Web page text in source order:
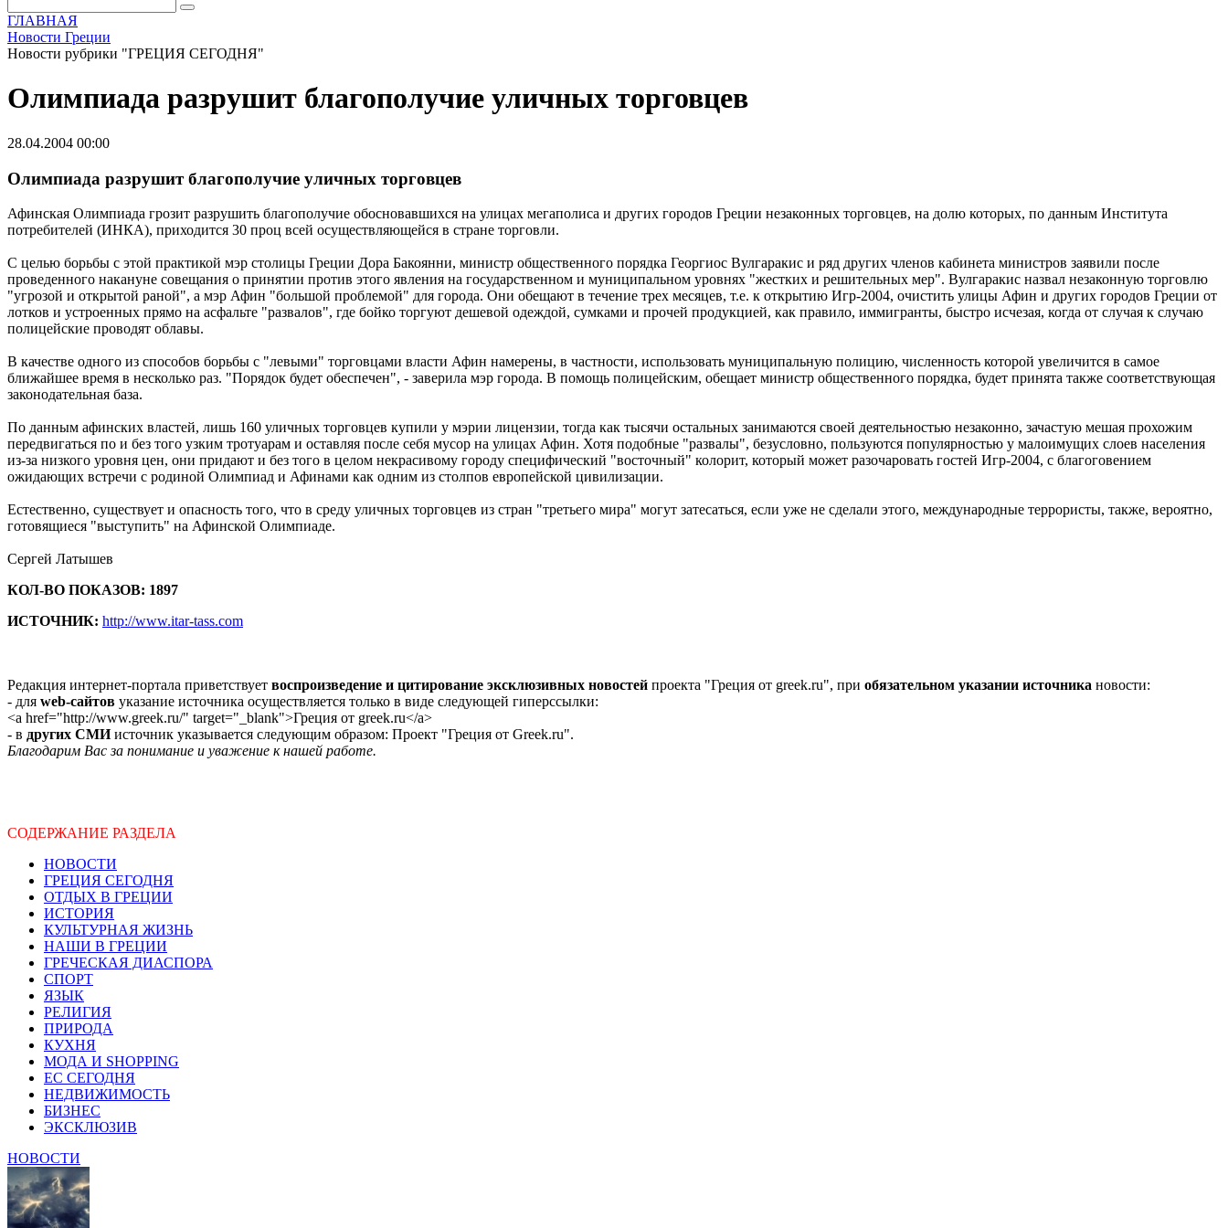
ГЛАВНАЯ
Новости Греции
Новости рубрики "ГРЕЦИЯ СЕГОДНЯ"
Олимпиада разрушит благополучие уличных торговцев
28.04.2004 00:00
Олимпиада разрушит благополучие уличных торговцев
Афинская Олимпиада грозит разрушить благополучие обосновавшихся на улицах мегаполиса и других городов Греции незаконных торговцев, на долю которых, по данным Института
потребителей (ИНКА), приходится 30 проц всей осуществляющейся в стране торговли.
С целью борьбы с этой практикой мэр столицы Греции Дора Бакоянни, министр общественного порядка Георгиос Вулгаракис и ряд других членов кабинета министров заявили после
проведенного накануне совещания о принятии против этого явления на государственном и муниципальном уровнях "жестких и решительных мер". Вулгаракис назвал незаконную торговлю
"угрозой и открытой раной", а мэр Афин "большой проблемой" для города. Они обещают в течение трех месяцев, т.е. к открытию Игр-2004, очистить улицы Афин и других городов Греции от
лотков и устроенных прямо на асфальте "развалов", где бойко торгуют дешевой одеждой, сумками и прочей продукцией, как правило, иммигранты, быстро исчезая, когда от случая к случаю
полицейские проводят облавы.
В качестве одного из способов борьбы с "левыми" торговцами власти Афин намерены, в частности, использовать муниципальную полицию, численность которой увеличится в самое
ближайшее время в несколько раз. "Порядок будет обеспечен", - заверила мэр города. В помощь полицейским, обещает министр общественного порядка, будет принята также соответствующая
законодательная база.
По данным афинских властей, лишь 160 уличных торговцев купили у мэрии лицензии, тогда как тысячи остальных занимаются своей деятельностью незаконно, зачастую мешая прохожим
передвигаться по и без того узким тротуарам и оставляя после себя мусор на улицах Афин. Хотя подобные "развалы", безусловно, пользуются популярностью у малоимущих слоев населения
из-за низкого уровня цен, они придают и без того в целом некрасивому городу специфический "восточный" колорит, который может разочаровать гостей Игр-2004, с благоговением
ожидающих встречи с родиной Олимпиад и Афинами как одним из столпов европейской цивилизации.
Естественно, существует и опасность того, что в среду уличных торговцев из стран "третьего мира" могут затесаться, если уже не сделали этого, международные террористы, также, вероятно,
готовящиеся "выступить" на Афинской Олимпиаде.
Сергей Латышев
КОЛ-ВО ПОКАЗОВ: 1897
ИСТОЧНИК: http://www.itar-tass.com
Редакция интернет-портала приветствует воспроизведение и цитирование эксклюзивных новостей проекта "Греция от greek.ru", при обязательном указании источника новости:
- для web-сайтов указание источника осуществляется только в виде следующей гиперссылки:
<a href="http://www.greek.ru/" target="_blank">Греция от greek.ru</a>
- в других СМИисточник указывается следующим образом: Проект "Греция от Greek.ru".
Благодарим Вас за понимание и уважение к нашей работе.
СОДЕРЖАНИЕ РАЗДЕЛА
НОВОСТИ
ГРЕЦИЯ СЕГОДНЯ
ОТДЫХ В ГРЕЦИИ
ИСТОРИЯ
КУЛЬТУРНАЯ ЖИЗНЬ
НАШИ В ГРЕЦИИ
ГРЕЧЕСКАЯ ДИАСПОРА
СПОРТ
ЯЗЫК
РЕЛИГИЯ
ПРИРОДА
КУХНЯ
МОДА И SHOPPING
ЕС СЕГОДНЯ
НЕДВИЖИМОСТЬ
БИЗНЕС
ЭКСКЛЮЗИВ
НОВОСТИ